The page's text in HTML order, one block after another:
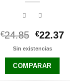
€24.85 El
precio
era:
€24.85.
€22.37El
Sin existencias
COMPARAR